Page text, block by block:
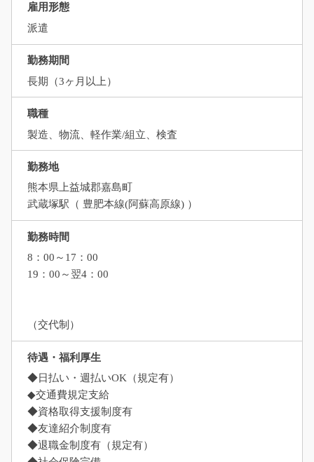
雇用形態
派遣
勤務期間
長期（3ヶ月以上）
職種
製造、物流、軽作業/組立、検査
勤務地
熊本県上益城郡嘉島町
武蔵塚駅（ 豊肥本線(阿蘇高原線) ）
勤務時間
8：00～17：00
19：00～翌4：00
（交代制）
待遇・福利厚生
◆日払い・週払いOK（規定有）
◆交通費規定支給
◆資格取得支援制度有
◆友達紹介制度有
◆退職金制度有（規定有）